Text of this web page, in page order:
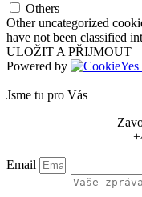
Others
Other uncategorized
have not been classified
ULOŽIT A PŘIJMOUT
Powered by
Jsme tu pro Vás
Email